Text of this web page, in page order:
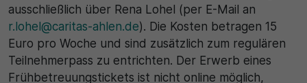
ausschließlich über Rena Lohel (per E-Mail an
r.lohel@caritas-ahlen.de). Die Kosten betragen 15
Euro pro Woche und sind zusätzlich zum regulären
Teilnehmerpass zu entrichten. Der Erwerb eines
Frühbetreuungstickets ist nicht online möglich,